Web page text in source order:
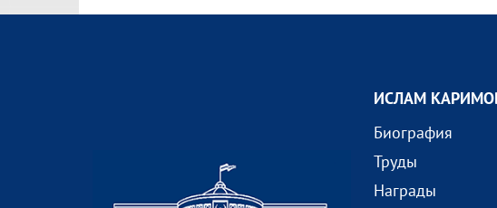
ИСЛАМ
Биография
Труды
Награды